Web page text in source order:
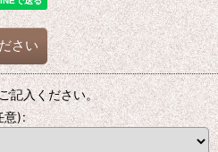
さい
記入ください。
意):